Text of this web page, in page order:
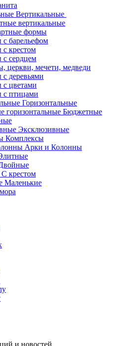
Вертикальные
вертикальные
формы
барельефом
крестом
сердцем
церкви, мечети, медведи
деревьями
цветами
птицами
Горизонтальные
Бюджетные
Эксклюзивные
Комплексы
Арки и Колонны
С крестом
Маленькие
и новостей